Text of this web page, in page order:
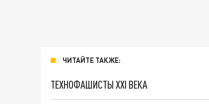
ЧИТАЙТЕ ТАКЖЕ:
ТЕХНОФАШИСТЫ XXI ВЕКА